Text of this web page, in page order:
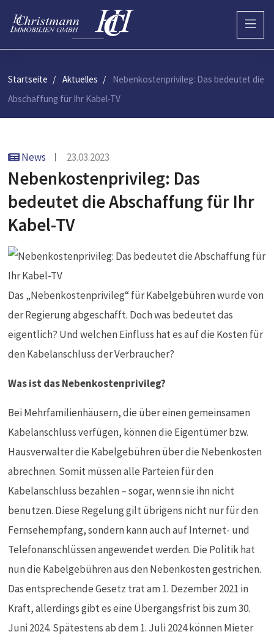
Startseite Aktuelles
Nebenkostenprivileg: Das bedeutet die
Abschaffung für Ihr Kabel-TV
News 23.03.2023
Nebenkostenprivileg: Das
bedeutet die Abschaffung für Ihr
Kabel-TV
Das „Nebenkostenprivileg“ für Kabelgebühren wurde von
der Regierung abgeschafft. Doch was bedeutet das
eigentlich? Und welchen Einfluss hat es auf die Kosten für
den Kabelanschluss der Verbraucher?
Was ist das Nebenkostenprivileg?
Bei Mehrfamilienhäusern, die über einen gemeinsamen
Kabelanschluss verfügen, können die Eigentümer bzw.
Hausverwalter die Kabelgebühren über die Nebenkosten
abrechnen. Somit müssen alle Parteien für den
Kabelanschluss bezahlen – sogar, wenn sie ihn nicht
benutzen. Diese Regelung gilt übrigens nicht nur für den
Fernsehempfang, sondern kann auch auf Internet- und
Telefonanschlüssen angewendet werden. Die Politik hat
nun die Kabelgebühren aus den Nebenkosten gestrichen.
Das entsprechende Gesetz trat am 1. Dezember 2021 in
Kraft, allerdings gibt es eine Übergangsfrist bis zum 30.
Juni 2024. Spätestens ab dem 1. Juli 2024 können Mieter